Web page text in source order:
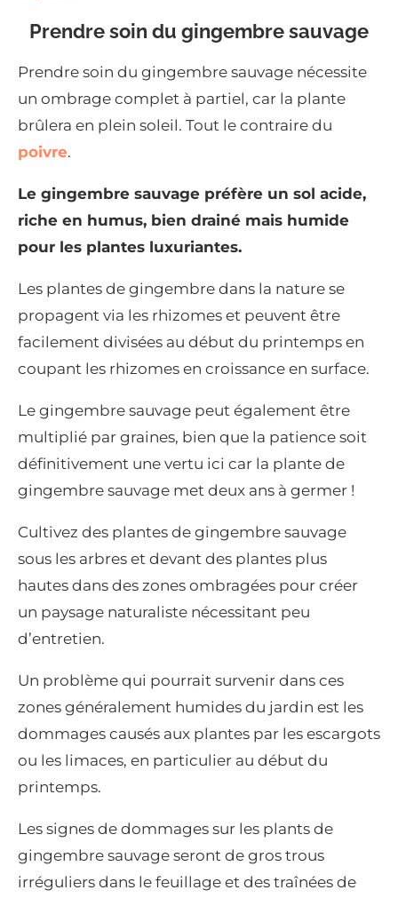
Prendre soin du gingembre sauvage
Prendre soin du gingembre sauvage nécessite
un ombrage complet à partiel, car la plante
brûlera en plein soleil. Tout le contraire du
poivre.
Le gingembre sauvage préfère un sol acide,
riche en humus, bien drainé mais humide
pour les plantes luxuriantes.
Les plantes de gingembre dans la nature se
propagent via les rhizomes et peuvent être
facilement divisées au début du printemps en
coupant les rhizomes en croissance en surface.
Le gingembre sauvage peut également être
multiplié par graines, bien que la patience soit
définitivement une vertu ici car la plante de
gingembre sauvage met deux ans à germer !
Cultivez des plantes de gingembre sauvage
sous les arbres et devant des plantes plus
hautes dans des zones ombragées pour créer
un paysage naturaliste nécessitant peu
d’entretien.
Un problème qui pourrait survenir dans ces
zones généralement humides du jardin est les
dommages causés aux plantes par les escargots
ou les limaces, en particulier au début du
printemps.
Les signes de dommages sur les plants de
gingembre sauvage seront de gros trous
irréguliers dans le feuillage et des traînées de